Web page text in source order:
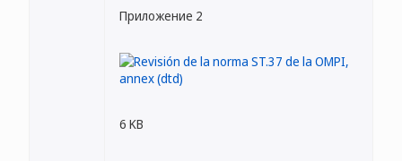
Приложение 2
6 KB